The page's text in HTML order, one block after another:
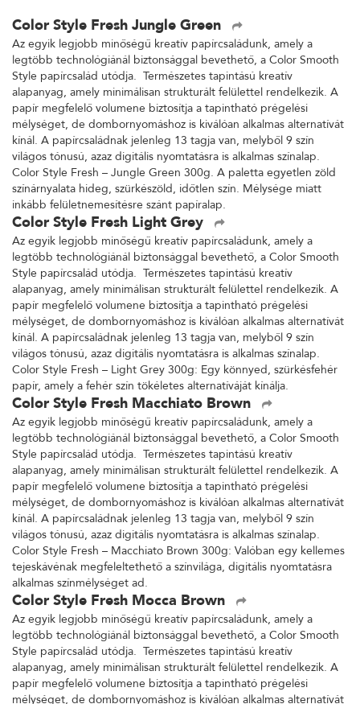
Color Style Fresh Jungle Green
Az egyik legjobb minőségű kreatív papírcsaládunk, amely a
legtöbb technológiánál biztonsággal bevethető, a Color Smooth
Style papírcsalád utódja. Természetes tapintású kreatív
alapanyag, amely minimálisan strukturált felülettel rendelkezik. A
papír megfelelő volumene biztosítja a tapintható prégelési
mélységet, de dombornyomáshoz is kiválóan alkalmas alternatívát
kínál. A papírcsaládnak jelenleg 13 tagja van, melyből 9 szín
világos tónusú, azaz digitális nyomtatásra is alkalmas színalap.
Color Style Fresh – Jungle Green 300g. A paletta egyetlen zöld
színárnyalata hideg, szürkészöld, időtlen szín. Mélysége miatt
inkább felületnemesítésre szánt papíralap.
Color Style Fresh Light Grey
Az egyik legjobb minőségű kreatív papírcsaládunk, amely a
legtöbb technológiánál biztonsággal bevethető, a Color Smooth
Style papírcsalád utódja. Természetes tapintású kreatív
alapanyag, amely minimálisan strukturált felülettel rendelkezik. A
papír megfelelő volumene biztosítja a tapintható prégelési
mélységet, de dombornyomáshoz is kiválóan alkalmas alternatívát
kínál. A papírcsaládnak jelenleg 13 tagja van, melyből 9 szín
világos tónusú, azaz digitális nyomtatásra is alkalmas színalap.
Color Style Fresh – Light Grey 300g: Egy könnyed, szürkésfehér
papír, amely a fehér szín tökéletes alternatíváját kínálja.
Color Style Fresh Macchiato Brown
Az egyik legjobb minőségű kreatív papírcsaládunk, amely a
legtöbb technológiánál biztonsággal bevethető, a Color Smooth
Style papírcsalád utódja. Természetes tapintású kreatív
alapanyag, amely minimálisan strukturált felülettel rendelkezik. A
papír megfelelő volumene biztosítja a tapintható prégelési
mélységet, de dombornyomáshoz is kiválóan alkalmas alternatívát
kínál. A papírcsaládnak jelenleg 13 tagja van, melyből 9 szín
világos tónusú, azaz digitális nyomtatásra is alkalmas színalap.
Color Style Fresh – Macchiato Brown 300g: Valóban egy kellemes
tejeskávénak megfeleltethető a színvilága, digitális nyomtatásra
alkalmas színmélységet ad.
Color Style Fresh Mocca Brown
Az egyik legjobb minőségű kreatív papírcsaládunk, amely a
legtöbb technológiánál biztonsággal bevethető, a Color Smooth
Style papírcsalád utódja. Természetes tapintású kreatív
alapanyag, amely minimálisan strukturált felülettel rendelkezik. A
papír megfelelő volumene biztosítja a tapintható prégelési
mélységet, de dombornyomáshoz is kiválóan alkalmas alternatívát